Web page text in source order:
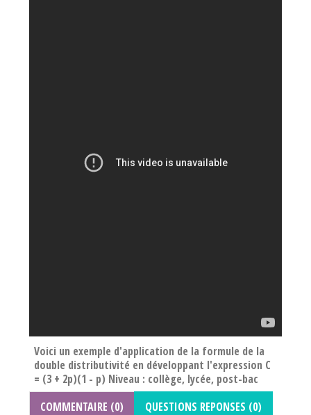
Voici un exemple d'application de la formule de la
double distributivité en développant l'expression C
= (3 + 2p)(1 - p) Niveau : collège, lycée, post-bac
COMMENTAIRE (0)
QUESTIONS REPONSES (0)